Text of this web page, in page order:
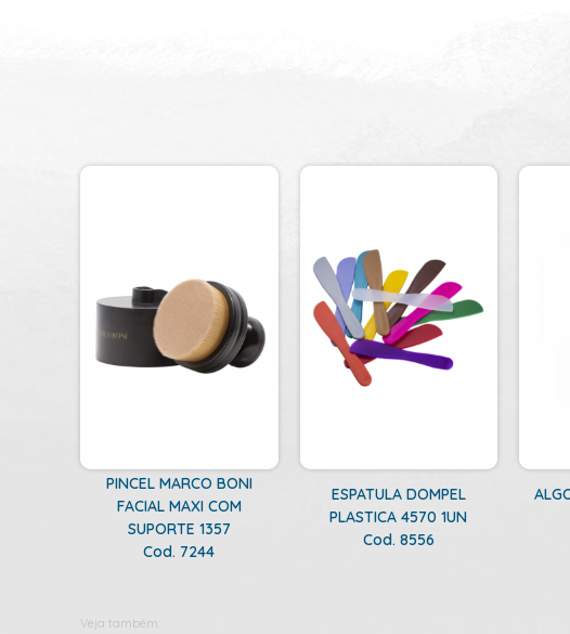
PINCEL MARCO BONI
FACIAL MAXI COM
SUPORTE 1357
Cod. 7244
ESPATULA DOMPEL
PLASTICA 4570 1UN
Cod. 8556
Veja também: